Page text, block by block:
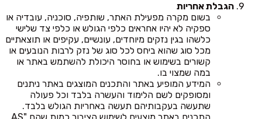
הגבלת אחריות
בשום מקרה מפעילת האתר, שותפיה, סוכניה, עובדיה או
ספקיה לא יהיו אחראים כלפי הגולש או כלפי צד שלישי
כלשהו בגין נזקים מיוחדים, עונשיים, עקיפים או תוצאתיים
מכל סוג שהוא ביחס לכל סוג של נזק לרבות הנובעים או
קשורים בשימוש או בחוסר היכולת להשתמש באתר או
במה שמצוי בו.
המידע המופיע באתר והתכנים המוצגים באתר ניתנים
ומסופקים לשם הלימוד והעשרה בלבד וכל פעולה
שתעשה בעקבותיהם תעשה באחריות הגולש בלבד.